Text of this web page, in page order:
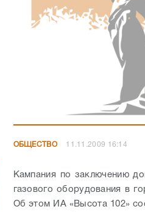
ОБЩЕСТВО 11.11.2009 16:14
Кампания по заключению
газового оборудования в
Об этом ИА «Высота 102»